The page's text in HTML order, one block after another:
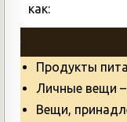
как:
Продукты
Личные вещи
Вещи,